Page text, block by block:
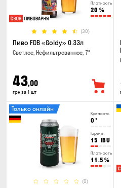
Плотность
20 %
(30)
Пиво FDB «Goldy» 0.33л
Светлое, Нефильтрованное, 7°
43,00
грн за 1 шт
Крепость
0 °
Горечь
15 IBU
Плотность
11.5 %
(0)
Только онлайн